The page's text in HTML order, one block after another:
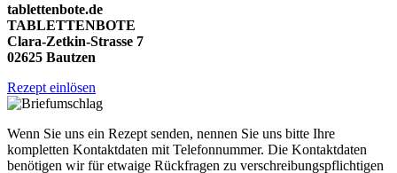
tablettenbote.de
TABLETTENBOTE
Clara-Zetkin-Strasse 7
02625 Bautzen
Rezept einlösen
Wenn Sie uns ein Rezept senden, nennen Sie uns bitte Ihre
kompletten Kontaktdaten mit Telefonnummer. Die Kontaktdaten
benötigen wir für etwaige Rückfragen zu verschreibungspflichtigen